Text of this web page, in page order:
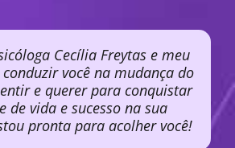
Cecília Freytas e meu
você na mudança do
e querer para conquistar
de vida e sucesso na sua
pronta para acolher você!